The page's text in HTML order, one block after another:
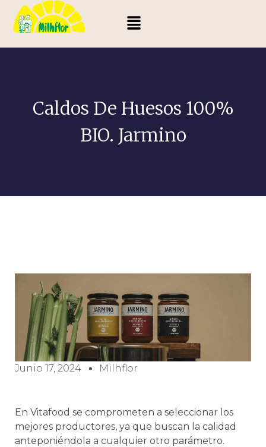
Caldos De Huesos 100%
BIO. Jarmino
Junio 17, 2024 Milhflor
En Vitafood se comprometen a seleccionar los
mejores productores, ya que buscan la calidad
anteponiéndola a cualquier otro parámetro.